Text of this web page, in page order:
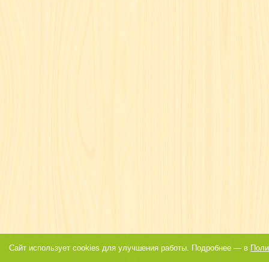
Сайт использует cookies для улучшения работы. Подробнее — в